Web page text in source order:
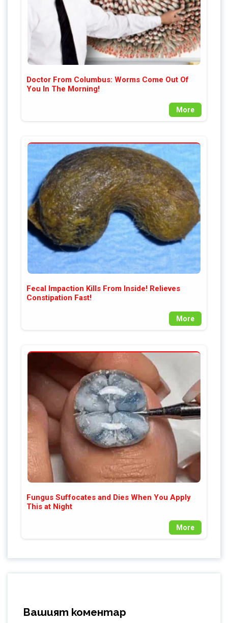
Doctor From Columbus: Worms Come Out Of
You In The Morning!
More
Fecal Impaction Kills From Inside! Relieves
Constipation Fast!
More
Fungus Suffocates and Dies When You Apply
This at Night
More
Вашият коментар